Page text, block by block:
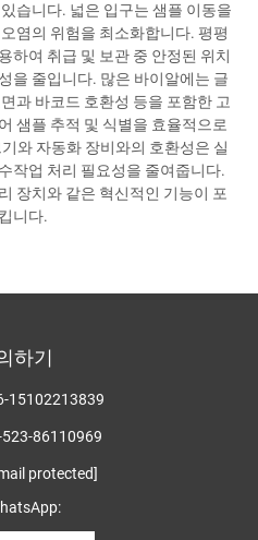
습니다. 넓은 입구는 샘플 이동을
염의 위험을 최소화합니다. 평평
하여 취급 및 보관 중 안정된 위치
을 줄입니다. 많은 바이알에는 글
과 바코드 호환성 등을 포함한 고
샘플 추적 및 식별을 효율적으로
와 자동화 장비와의 호환성은 실
작업 처리 필요성을 줄여줍니다.
장치와 같은 혁신적인 기능이 포
니다.
하기
15102213839
86110969
protected]